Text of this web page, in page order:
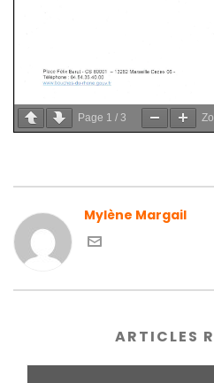
Page 1 / 3
Mylène Margail
ARTICLES